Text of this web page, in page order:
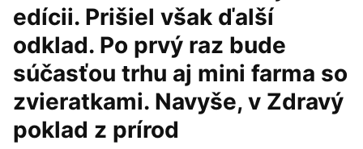
edícii. Prišiel však ďalší
odklad. Po prvý raz bude
súčasťou trhu aj mini farma so
zvieratkami. Navyše, v Zdravý
poklad z prírod